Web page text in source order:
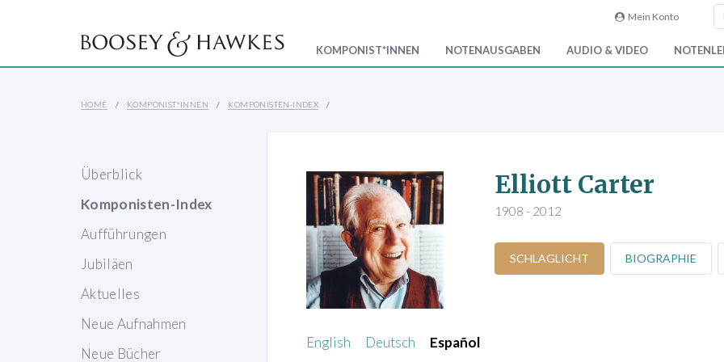
Mein Konto
KOMPONIST*INNEN NOTENAUSGABEN AUDIO & VIDEO
HOME KOMPONIST*INNEN KOMPONISTEN-INDEX
Überblick
Komponisten-Index
Aufführungen
Jubiläen
Aktuelles
Neue Aufnahmen
Neue Bücher
Elliott Carter
1908 - 2012
SCHLAGLICHT BIOGRAPHIE
English Deutsch
Español